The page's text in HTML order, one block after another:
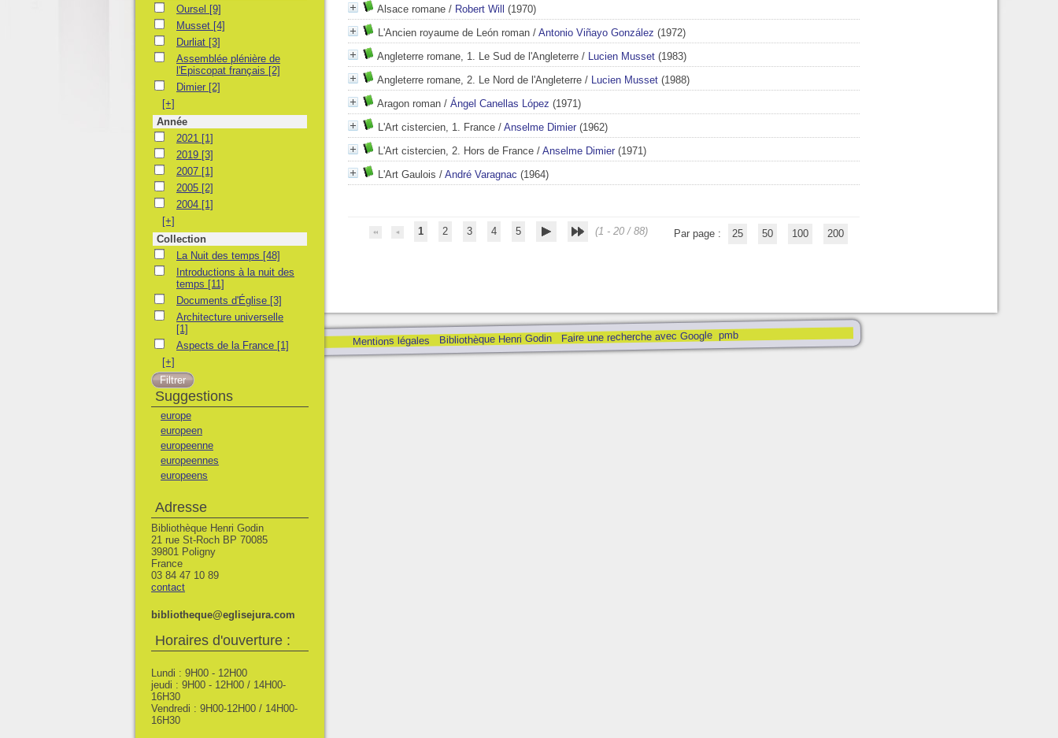
Alsace romane / Robert Will
(1970)
L'Ancien royaume de León roman / Antonio Viñayo González (1972)
Angleterre romane, 1. Le Sud de l'Angleterre / Lucien Musset (1983)
Angleterre romane, 2. Le Nord de l'Angleterre / Lucien Musset (1988)
Aragon roman / Ángel Canellas López (1971)
L'Art cistercien, 1. France / Anselme Dimier (1962)
L'Art cistercien, 2. Hors de France / Anselme Dimier (1971)
L'Art Gaulois / André Varagnac (1964)
1 2 3 4 5 (1 - 20 / 88) Par page : 25 50 100 200
Mentions légales Bibliothèque Henri Godin Faire une recherche avec Google pmb
OurselOursel [9]
MussetMusset [4]
DurliatDurliat [3]
Assemblée plénière de l'Episcopat français
Assemblée plénière de
l'Episcopat français [2]
DimierDimier [2]
[+]
Année
2021 2021 [1]
2019 2019 [3]
2007 2007 [1]
2005 2005 [2]
2004 2004 [1]
[+]
Collection
La Nuit des temps
La Nuit des temps [48]
Introductions à la nuit des temps
Introductions à la nuit des
temps [11]
Documents d'Église
Documents d'Église [3]
Architecture universelle
Architecture universelle
[1]
Aspects de la France
Aspects de la France [1]
[+]
Suggestions
europe
europeen
europeenne
europeennes
europeens
Adresse
Bibliothèque Henri Godin
21 rue St-Roch BP 70085
39801 Poligny
France
03 84 47 10 89
contact
bibliotheque@eglisejura.com
Horaires d'ouverture :
Lundi : 9H00 - 12H00
jeudi : 9H00 - 12H00 / 14H00-
16H30
Vendredi : 9H00-12H00 / 14H00-
16H30